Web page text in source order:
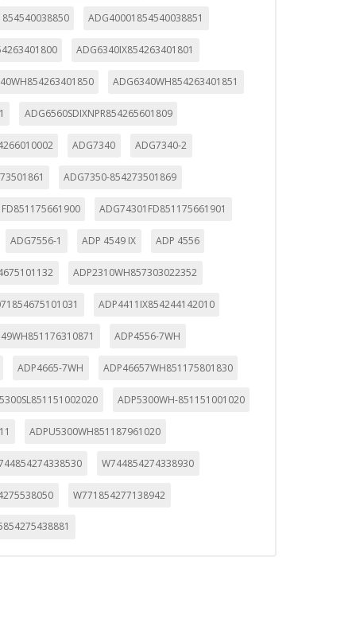
ADG40001854540038851
ADG6340IX854263401801
ADG6340WH854263401851
ADG6560SDIXNPR854265601809
ADG7340 ADG7340-2
ADG7350-854273501869
ADG74301FD851175661901
ADG7556-1 ADP 4549 IX ADP 4556
ADP2310WH857303022352
ADP4411IX854244142010
ADP4556-7WH
ADP4665-7WH ADP46657WH851175801830
ADP5300WH-851151001020
ADPU5300WH851187961020
W744854274338930
W771854277138942